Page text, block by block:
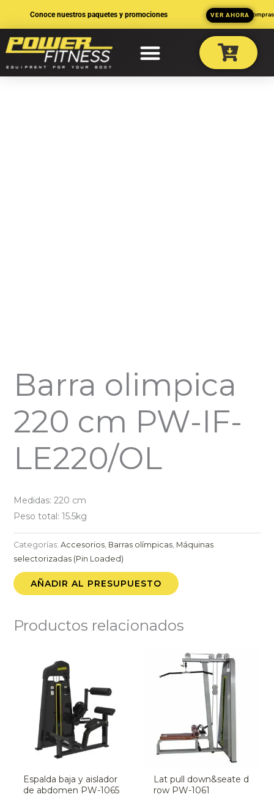
contenido
Conoce nuestros paquetes y promociones 3 MSI en
VER AHORA
Barra olimpica
220 cm PW-IF-
LE220/OL
Medidas: 220 cm
Peso total: 15.5kg
Categorías: Accesorios, Barras olímpicas, Máquinas
selectorizadas (Pin Loaded)
AÑADIR AL PRESUPUESTO
Productos relacionados
Espalda baja y aislador
de abdomen PW-1065
Lat pull down&seate d
row PW-1061